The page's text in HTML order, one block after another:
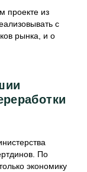
проекте из
с
рынка, и о
По
экономику